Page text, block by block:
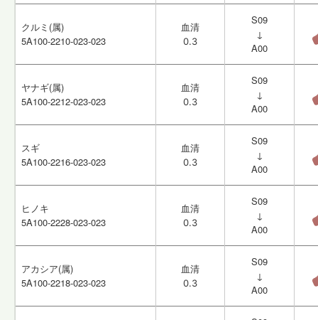
クルミ(属)
5A100-2210-023-023
血清
0.3
S09
↓
A00
ヤナギ(属)
5A100-2212-023-023
血清
0.3
S09
↓
A00
スギ
5A100-2216-023-023
血清
0.3
S09
↓
A00
ヒノキ
5A100-2228-023-023
血清
0.3
S09
↓
A00
アカシア(属)
5A100-2218-023-023
血清
0.3
S09
↓
A00
クルミ(属)
5A100-2210-023-023
血清
0.3
S09
↓
A00
ヤナギ(属)
5A100-2212-023-023
血清
0.3
S09
↓
A00
スギ
5A100-2216-023-023
血清
0.3
S09
↓
A00
ヒノキ
5A100-2228-023-023
血清
0.3
S09
↓
A00
アカシア(属)
5A100-2218-023-023
血清
0.3
S09
↓
A00